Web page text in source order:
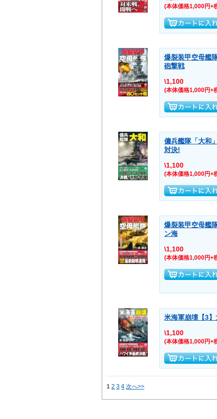
(本体価格1,000円+
爆裂装甲空母艦
砲撃戦
\1,100
(本体価格1,000円+
傭兵艦隊「大和
対決!
\1,100
(本体価格1,000円+
爆裂装甲空母艦
ン海
\1,100
(本体価格1,000円+
米海軍崩壊【3
\1,100
(本体価格1,000円+
1 2 3 4 次へ>>